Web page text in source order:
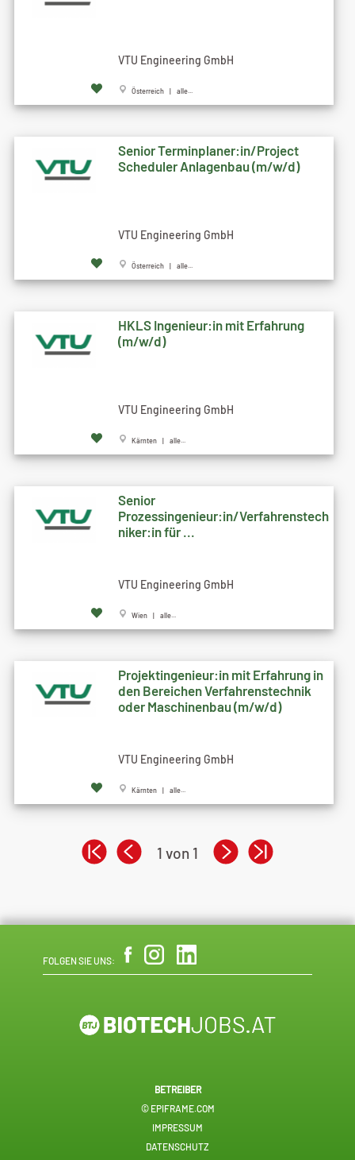
VTU Engineering GmbH
Österreich | alle...
Senior Terminplaner:in/Project
Scheduler Anlagenbau (m/w/d)
VTU Engineering GmbH
Österreich | alle...
HKLS Ingenieur:in mit Erfahrung
(m/w/d)
VTU Engineering GmbH
Kärnten | alle...
Senior
Prozessingenieur:in/Verfahrenstech
niker:in für ...
VTU Engineering GmbH
Wien | alle...
Projektingenieur:in mit Erfahrung in
den Bereichen Verfahrenstechnik
oder Maschinenbau (m/w/d)
VTU Engineering GmbH
Kärnten | alle...
1 von 1
FOLGEN SIE UNS:
BETREIBER
© EPIFRAME.COM
IMPRESSUM
DATENSCHUTZ